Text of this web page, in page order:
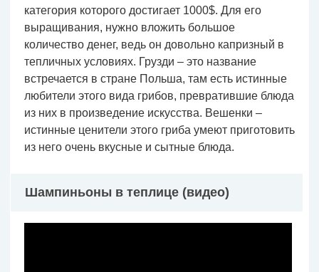
категория которого достигает 1000$. Для его
выращивания, нужно вложить большое
количество денег, ведь он довольно капризный в
тепличных условиях. Грузди – это название
встречается в стране Польша, там есть истинные
любители этого вида грибов, превратившие блюда
из них в произведение искусства. Вешенки –
истинные ценители этого гриба умеют приготовить
из него очень вкусные и сытные блюда.
Шампиньоны в теплице (видео)